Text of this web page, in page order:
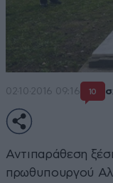
02·10·2016 09:16 10
Αντιπαράθεση
πρωθυπουργού